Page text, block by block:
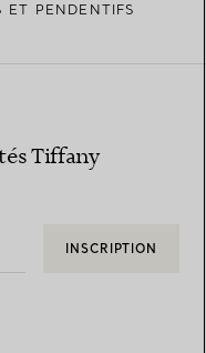
ET PENDENTIFS
Tiffany
INSCRIPTION